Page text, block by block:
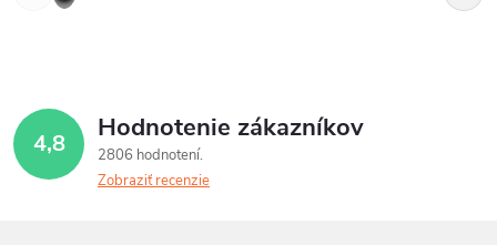
4,8 Hodnotenie zákazníkov
2806 hodnotení
Zobraziť recenzie